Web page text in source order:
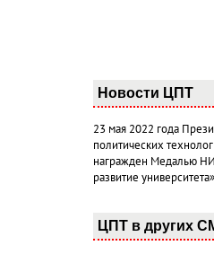
Новости ЦПТ
23 мая 2022 года
политических
награжден Медалью
развитие университета»
ЦПТ в других